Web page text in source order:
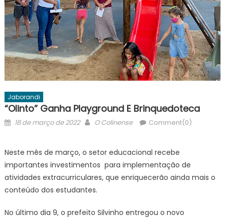
Jaborandi
“Olinto” Ganha Playground E Brinquedoteca
Posted
18 de março de 2022 Author
O Colinense Comment(0)
Neste mês de março, o setor educacional recebe
importantes investimentos para implementação de
atividades extracurriculares, que enriquecerão ainda mais o
conteúdo dos estudantes.
No último dia 9, o prefeito Silvinho entregou o novo